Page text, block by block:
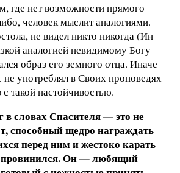
где нет возможности прямого
человек мыслит аналогиями.
не видел никто никогда (Ин
аналогией невидимому Богу
образ его земного отца. Иначе
употреблял в Своих проповедях
такой настойчивостью.
в словах Спасителя — это не
способный щедро награждать
перед ним и жестоко карать
провинился. Он — любящий